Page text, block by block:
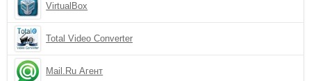
VirtualBox
Total Video Converter
Mail.Ru Агент